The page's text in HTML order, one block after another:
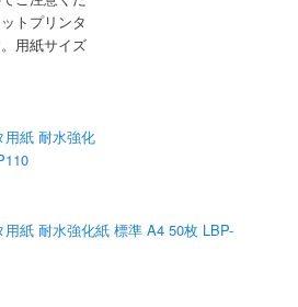
トプリンタ
用紙サイズ
用紙 耐水強化
紙 耐水強化紙 標準 A4 50枚 LBP-